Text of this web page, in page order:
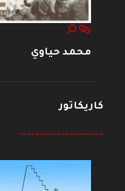
محمد حياوي
كاريكاتور
--------------------